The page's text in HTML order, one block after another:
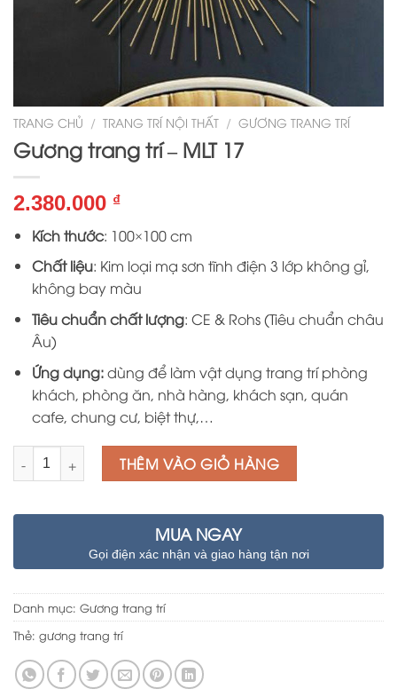
TRANG CHỦ / TRANG TRÍ NỘI THẤT / GƯƠNG TRANG TRÍ
Gương trang trí – MLT 17
2.380.000 ₫
Kích thước: 100×100 cm
Chất liệu: Kim loại mạ sơn tĩnh điện 3 lớp không gỉ,
không bay màu
Tiêu chuẩn chất lượng: CE & Rohs (Tiêu chuẩn châu
Âu)
Ứng dụng:dùng để làm vật dụng trang trí phòng
khách, phòng ăn, nhà hàng, khách sạn, quán
cafe, chung cư, biệt thự,…
Số lượng THÊM VÀO GIỎ HÀNG
MUA NGAY
Gọi điện xác nhận và giao hàng tận nơi
Danh mục: Gương trang trí
Thẻ: gương trang trí